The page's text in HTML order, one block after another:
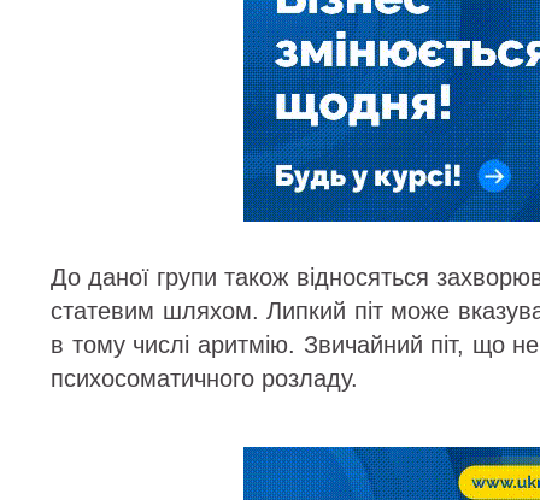
До даної групи також відносяться
статевим шляхом. Липкий піт може
в тому числі аритмію. Звичайний піт, що
психосоматичного розладу.